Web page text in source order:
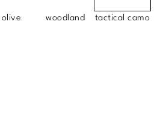
olive woodland tactical camo